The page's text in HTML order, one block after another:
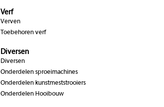
Verf
Verven
Toebehoren verf
Diversen
Diversen
Onderdelen sproeimachines
Onderdelen kunstmeststrooiers
Onderdelen Hooibouw